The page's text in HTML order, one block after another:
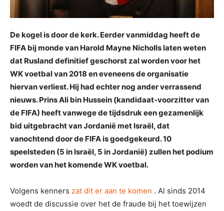
De kogel is door de kerk. Eerder vanmiddag heeft de
FIFA bij monde van Harold Mayne Nicholls laten weten
dat Rusland definitief geschorst zal worden voor het
WK voetbal van 2018 en eveneens de organisatie
hiervan verliest. Hij had echter nog ander verrassend
nieuws. Prins Ali bin Hussein (kandidaat-voorzitter van
de FIFA) heeft vanwege de tijdsdruk een gezamenlijk
bid uitgebracht van Jordanië met Israël, dat
vanochtend door de FIFA is goedgekeurd. 10
speelsteden (5 in Israël, 5 in Jordanië) zullen het podium
worden van het komende WK voetbal.
Volgens kenners zat dit er aan te komen . Al sinds 2014
woedt de discussie over het de fraude bij het toewijzen